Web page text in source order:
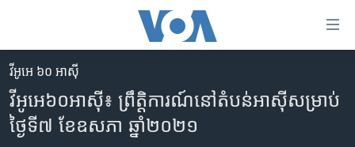
គេហទំព័រ​
ទាក់ទង
រំលង​
និង​
កម្ពុជា
អន្តរជាតិ
អាមេរិក
វីអូអេ ៦០ អាស៊ី
វីអូអេ៦០អាស៊ី៖ ព្រឹត្តិការណ៍​នៅ​តំបន់​អាស៊ី​សម្រាប់​
ថ្ងៃទី៧ ខែឧសភា ឆ្នាំ២០២១